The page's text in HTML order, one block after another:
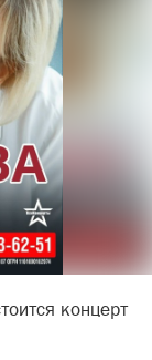
концерт